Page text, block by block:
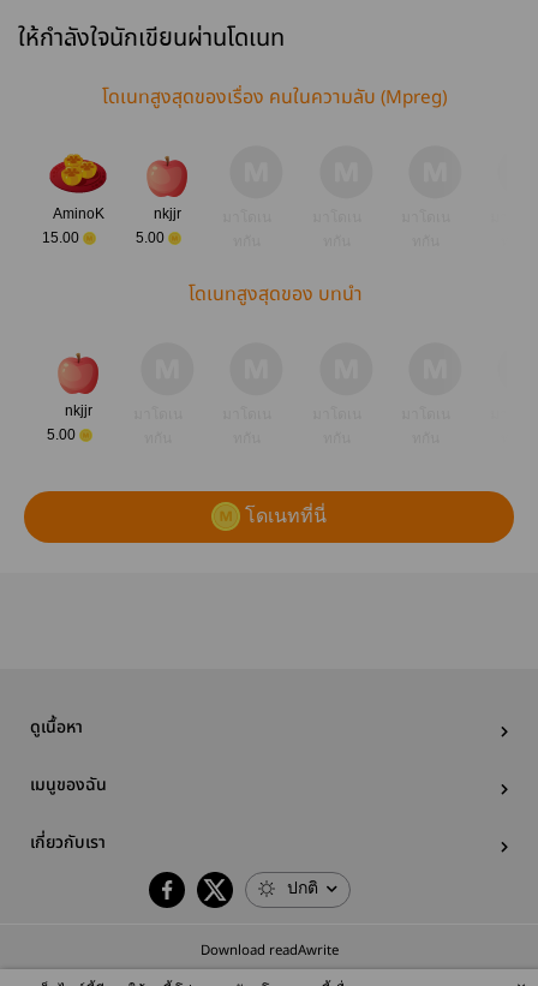
(omegaverse)
ให้กำลังใจนักเขียนผ่านโดเนท
โดเนทสูงสุดของเรื่อง คนในความลับ (Mpreg)
AminoK
15.00
nkjjr
5.00
โดเนทสูงสุดของ บทนำ
nkjjr
5.00
โดเนทที่นี่
ดูเนื้อหา
เมนูของฉัน
เกี่ยวกับเรา
ปกติ
Download readAwrite